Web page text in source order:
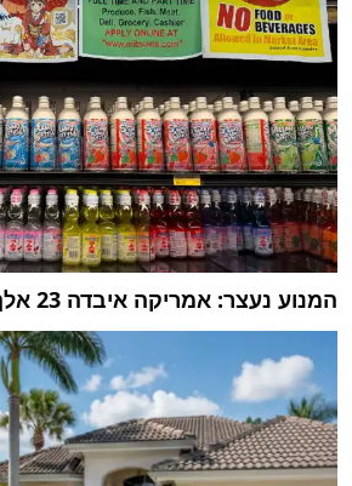
המנוע נעצר: אמריקה איבדה 23 אלף משרות בחודש